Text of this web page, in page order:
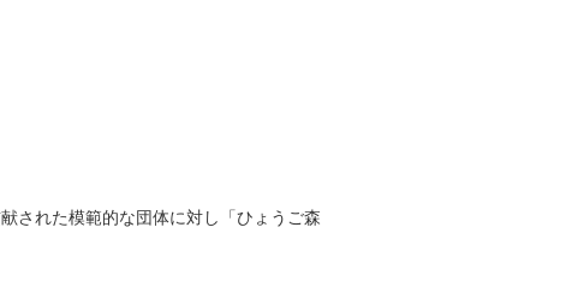
された模範的な団体に対し「ひょうご森